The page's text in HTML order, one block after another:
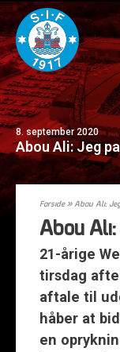
8. september 2020
Abou Ali: Jeg
Forside»Abou Ali:
Abou
21-årige
tirsdag
aftale til
håber at
en